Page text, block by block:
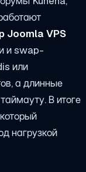
Joomla VPS
и swap-
или
а длинные
В итоге
который
нагрузкой